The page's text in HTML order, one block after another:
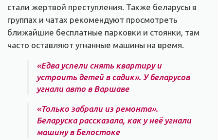
стали жертвой преступления. Также беларусы в
группах и чатах рекомендуют просмотреть
ближайшие бесплатные парковки и стоянки, там
часто оставляют угнанные машины на время.
«Едва успели снять квартиру и
устроить детей в садик». У беларусов
угнали авто в Варшаве
«Только забрали из ремонта».
Беларуска рассказала, как у неё угнали
машину в Белостоке